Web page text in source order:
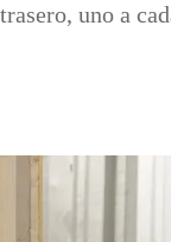
uno a